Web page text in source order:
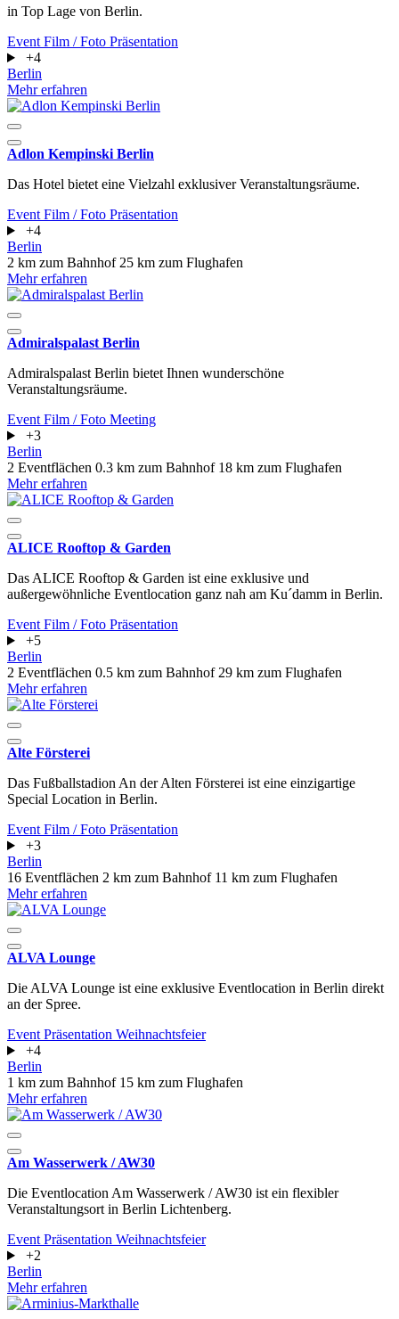
in Top Lage von Berlin.
Event Film / Foto Präsentation
+4
Berlin
Mehr erfahren
Adlon Kempinski Berlin
Das Hotel bietet eine Vielzahl exklusiver Veranstaltungsräume.
Event Film / Foto Präsentation
+4
Berlin
2 km zum Bahnhof 25 km zum Flughafen
Mehr erfahren
Admiralspalast Berlin
Admiralspalast Berlin bietet Ihnen wunderschöne
Veranstaltungsräume.
Event Film / Foto Meeting
+3
Berlin
2 Eventflächen 0.3 km zum Bahnhof 18 km zum Flughafen
Mehr erfahren
ALICE Rooftop & Garden
Das ALICE Rooftop & Garden ist eine exklusive und
außergewöhnliche Eventlocation ganz nah am Ku´damm in Berlin.
Event Film / Foto Präsentation
+5
Berlin
2 Eventflächen 0.5 km zum Bahnhof 29 km zum Flughafen
Mehr erfahren
Alte Försterei
Das Fußballstadion An der Alten Försterei ist eine einzigartige
Special Location in Berlin.
Event Film / Foto Präsentation
+3
Berlin
16 Eventflächen 2 km zum Bahnhof 11 km zum Flughafen
Mehr erfahren
ALVA Lounge
Die ALVA Lounge ist eine exklusive Eventlocation in Berlin direkt
an der Spree.
Event Präsentation Weihnachtsfeier
+4
Berlin
1 km zum Bahnhof 15 km zum Flughafen
Mehr erfahren
Am Wasserwerk / AW30
Die Eventlocation Am Wasserwerk / AW30 ist ein flexibler
Veranstaltungsort in Berlin Lichtenberg.
Event Präsentation Weihnachtsfeier
+2
Berlin
Mehr erfahren